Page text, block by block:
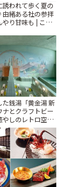
われて歩く夏の
緒ある社の参拝
やり甘味も | こと
銭湯「黄金湯 新
とクラフトビー
やしのレトロ空間